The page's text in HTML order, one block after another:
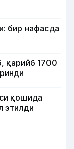
бир нафасда
қарийб 1700
қошида
этилди